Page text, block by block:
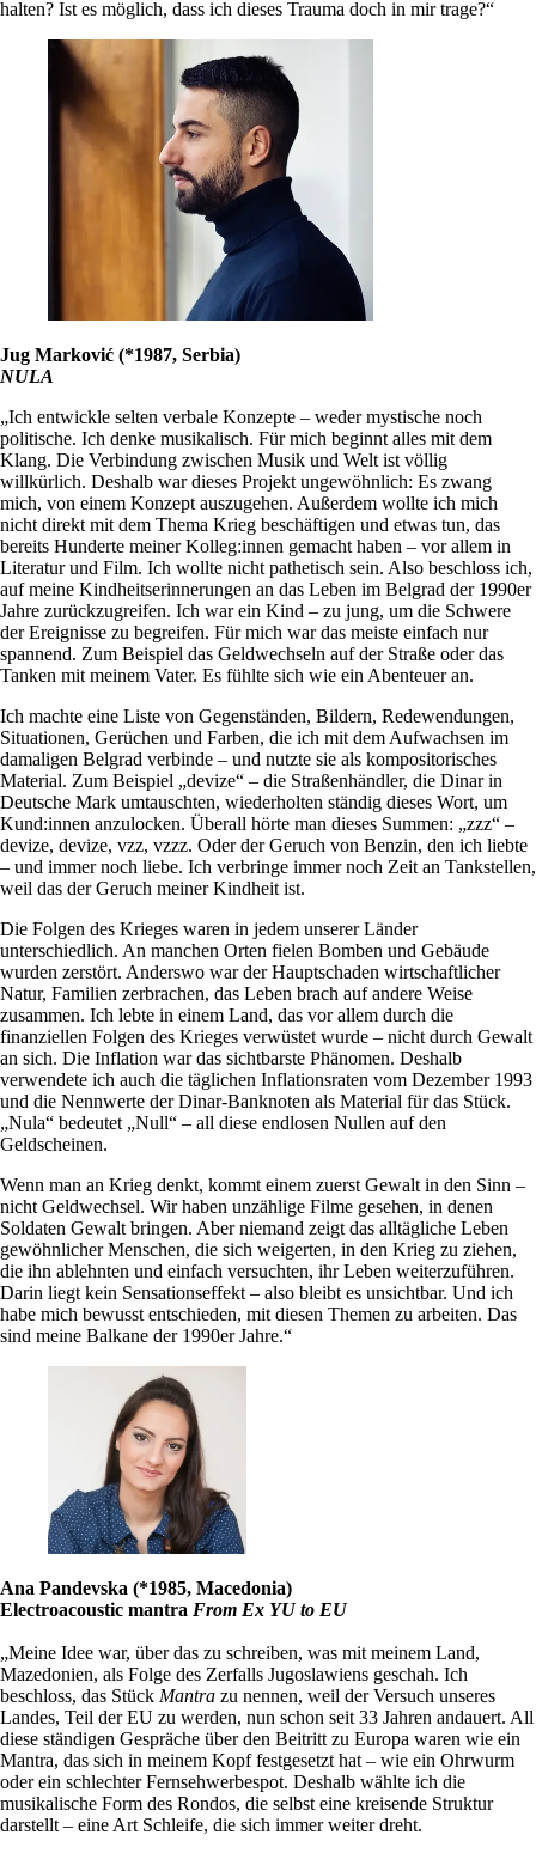
halten? Ist es möglich, dass ich dieses Trauma doch in mir trage?“
Jug Marković (*1987, Serbia)
NULA
„Ich entwickle selten verbale Konzepte – weder mystische noch
politische. Ich denke musikalisch. Für mich beginnt alles mit dem
Klang. Die Verbindung zwischen Musik und Welt ist völlig
willkürlich. Deshalb war dieses Projekt ungewöhnlich: Es zwang
mich, von einem Konzept auszugehen. Außerdem wollte ich mich
nicht direkt mit dem Thema Krieg beschäftigen und etwas tun, das
bereits Hunderte meiner Kolleg:innen gemacht haben – vor allem in
Literatur und Film. Ich wollte nicht pathetisch sein. Also beschloss ich,
auf meine Kindheitserinnerungen an das Leben im Belgrad der 1990er
Jahre zurückzugreifen. Ich war ein Kind – zu jung, um die Schwere
der Ereignisse zu begreifen. Für mich war das meiste einfach nur
spannend. Zum Beispiel das Geldwechseln auf der Straße oder das
Tanken mit meinem Vater. Es fühlte sich wie ein Abenteuer an.
Ich machte eine Liste von Gegenständen, Bildern, Redewendungen,
Situationen, Gerüchen und Farben, die ich mit dem Aufwachsen im
damaligen Belgrad verbinde – und nutzte sie als kompositorisches
Material. Zum Beispiel „devize“ – die Straßenhändler, die Dinar in
Deutsche Mark umtauschten, wiederholten ständig dieses Wort, um
Kund:innen anzulocken. Überall hörte man dieses Summen: „zzz“ –
devize, devize, vzz, vzzz. Oder der Geruch von Benzin, den ich liebte
– und immer noch liebe. Ich verbringe immer noch Zeit an Tankstellen,
weil das der Geruch meiner Kindheit ist.
Die Folgen des Krieges waren in jedem unserer Länder
unterschiedlich. An manchen Orten fielen Bomben und Gebäude
wurden zerstört. Anderswo war der Hauptschaden wirtschaftlicher
Natur, Familien zerbrachen, das Leben brach auf andere Weise
zusammen. Ich lebte in einem Land, das vor allem durch die
finanziellen Folgen des Krieges verwüstet wurde – nicht durch Gewalt
an sich. Die Inflation war das sichtbarste Phänomen. Deshalb
verwendete ich auch die täglichen Inflationsraten vom Dezember 1993
und die Nennwerte der Dinar-Banknoten als Material für das Stück.
„Nula“ bedeutet „Null“ – all diese endlosen Nullen auf den
Geldscheinen.
Wenn man an Krieg denkt, kommt einem zuerst Gewalt in den Sinn –
nicht Geldwechsel. Wir haben unzählige Filme gesehen, in denen
Soldaten Gewalt bringen. Aber niemand zeigt das alltägliche Leben
gewöhnlicher Menschen, die sich weigerten, in den Krieg zu ziehen,
die ihn ablehnten und einfach versuchten, ihr Leben weiterzuführen.
Darin liegt kein Sensationseffekt – also bleibt es unsichtbar. Und ich
habe mich bewusst entschieden, mit diesen Themen zu arbeiten. Das
sind meine Balkane der 1990er Jahre.“
Ana Pandevska (*1985, Macedonia)
Electroacoustic mantra From Ex YU to EU
„Meine Idee war, über das zu schreiben, was mit meinem Land,
Mazedonien, als Folge des Zerfalls Jugoslawiens geschah. Ich
beschloss, das Stück Mantra zu nennen, weil der Versuch unseres
Landes, Teil der EU zu werden, nun schon seit 33 Jahren andauert. All
diese ständigen Gespräche über den Beitritt zu Europa waren wie ein
Mantra, das sich in meinem Kopf festgesetzt hat – wie ein Ohrwurm
oder ein schlechter Fernsehwerbespot. Deshalb wählte ich die
musikalische Form des Rondos, die selbst eine kreisende Struktur
darstellt – eine Art Schleife, die sich immer weiter dreht.